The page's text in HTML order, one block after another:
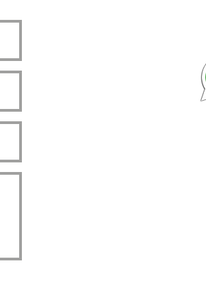
110v: 48W ou 220v: 48w
cor e lado do fio de
hora da compra..
ilustrativa, as toalhas
o produto.
seca em muito menos tempo;